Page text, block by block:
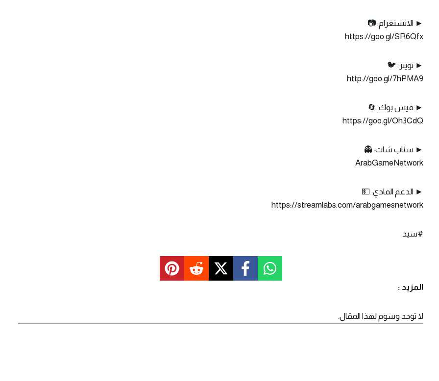
► الانستغرام: 📷
https://goo.gl/SR6Qfx
► تويتر: 🐦
http://goo.gl/7hPMA9
► فيس بوك: 🔄
https://goo.gl/Oh3CdQ
► سناب شات: 👻
ArabGameNetwork
► الدعم المادي: 💵
https://streamlabs.com/arabgamesnetwork
#سيد
المزيد :
لا توجد وسوم لهذا المقال.